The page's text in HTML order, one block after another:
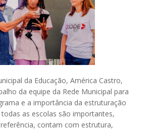
da Educação, América Castro,
da equipe da Rede Municipal para
e a importância da estruturação
todas as escolas são importantes,
contam com estrutura,